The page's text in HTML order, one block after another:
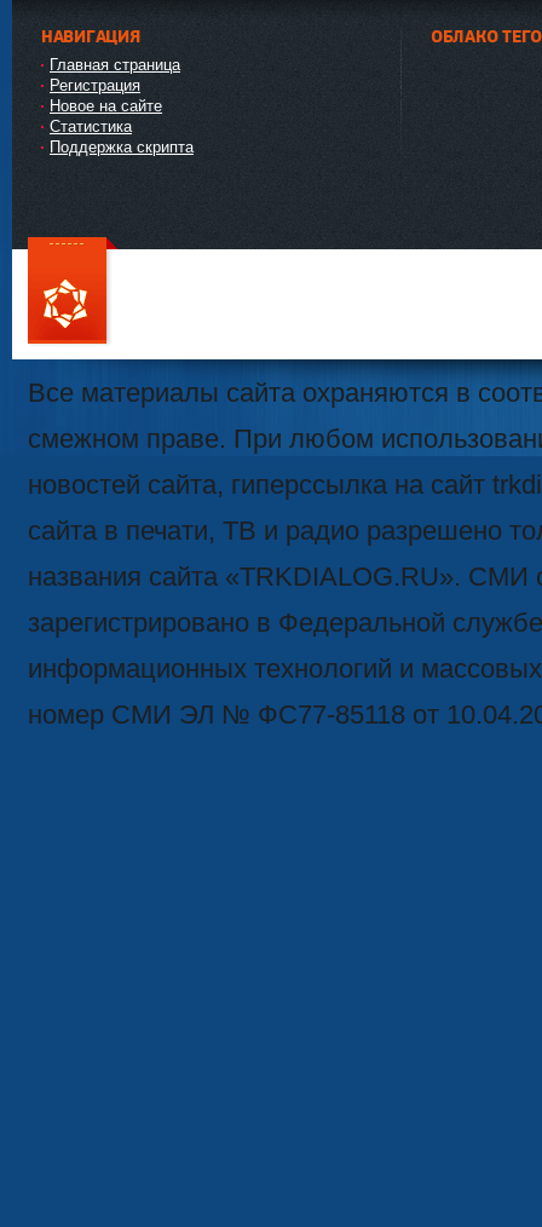
НАВИГАЦИЯ
Главная страница
Регистрация
Новое на сайте
Статистика
Поддержка скрипта
ОБЛАКО
111
Все материалы сайта охраняются в
смежном праве. При любом
новостей сайта, гиперссылка на сайт
сайта в печати, ТВ и радио разрешено
названия сайта «TRKDIALOG.RU». СМИ
зарегистрировано в Федеральной
информационных технологий и
номер СМИ ЭЛ № ФС77-85118 от